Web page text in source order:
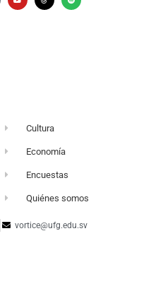
Cultura
Economía
Encuestas
Quiénes somos
vortice@ufg.edu.sv